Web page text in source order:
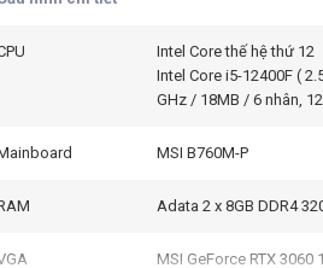
Intel Core thế hệ thứ 12
Intel Core i5-12400F (
GHz / 18MB / 6 nhân,
MSI B760M-P
Adata 2
MSI GeForce RTX 3060 12GB